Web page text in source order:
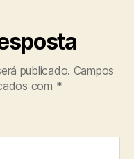
publicado. Campos
com *